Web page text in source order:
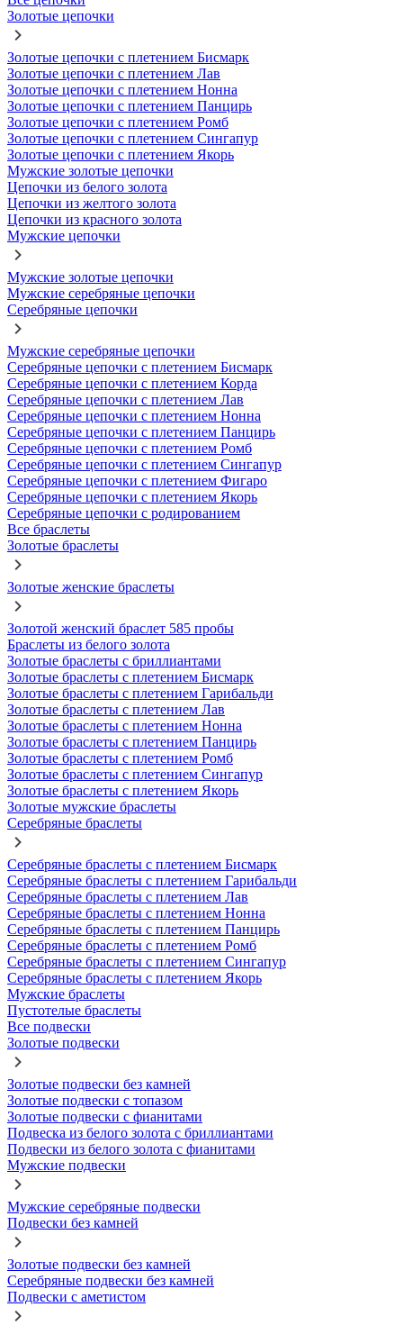
Золотые цепочки
Золотые цепочки с плетением Бисмарк
Золотые цепочки с плетением Лав
Золотые цепочки с плетением Нонна
Золотые цепочки с плетением Панцирь
Золотые цепочки с плетением Ромб
Золотые цепочки с плетением Сингапур
Золотые цепочки с плетением Якорь
Мужские золотые цепочки
Цепочки из белого золота
Цепочки из желтого золота
Цепочки из красного золота
Мужские цепочки
Мужские золотые цепочки
Мужские серебряные цепочки
Серебряные цепочки
Мужские серебряные цепочки
Серебряные цепочки с плетением Бисмарк
Серебряные цепочки с плетением Корда
Серебряные цепочки с плетением Лав
Серебряные цепочки с плетением Нонна
Серебряные цепочки с плетением Панцирь
Серебряные цепочки с плетением Ромб
Серебряные цепочки с плетением Сингапур
Серебряные цепочки с плетением Фигаро
Серебряные цепочки с плетением Якорь
Серебряные цепочки с родированием
Все браслеты
Золотые браслеты
Золотые женские браслеты
Золотой женский браслет 585 пробы
Браслеты из белого золота
Золотые браслеты с бриллиантами
Золотые браслеты с плетением Бисмарк
Золотые браслеты с плетением Гарибальди
Золотые браслеты с плетением Лав
Золотые браслеты с плетением Нонна
Золотые браслеты с плетением Панцирь
Золотые браслеты с плетением Ромб
Золотые браслеты с плетением Сингапур
Золотые браслеты с плетением Якорь
Золотые мужские браслеты
Серебряные браслеты
Серебряные браслеты с плетением Бисмарк
Серебряные браслеты с плетением Гарибальди
Серебряные браслеты с плетением Лав
Серебряные браслеты с плетением Нонна
Серебряные браслеты с плетением Панцирь
Серебряные браслеты с плетением Ромб
Серебряные браслеты с плетением Сингапур
Серебряные браслеты с плетением Якорь
Мужские браслеты
Пустотелые браслеты
Все подвески
Золотые подвески
Золотые подвески без камней
Золотые подвески с топазом
Золотые подвески с фианитами
Подвеска из белого золота с бриллиантами
Подвески из белого золота с фианитами
Мужские подвески
Мужские серебряные подвески
Подвески без камней
Золотые подвески без камней
Серебряные подвески без камней
Подвески с аметистом